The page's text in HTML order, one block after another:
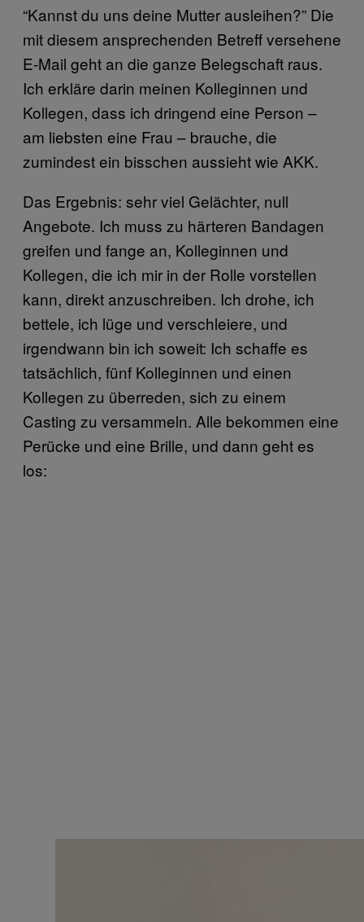
“Kannst du uns deine Mutter ausleihen?” Die
mit diesem ansprechenden Betreff versehene
E-Mail geht an die ganze Belegschaft raus.
Ich erkläre darin meinen Kolleginnen und
Kollegen, dass ich dringend eine Person –
am liebsten eine Frau – brauche, die
zumindest ein bisschen aussieht wie AKK.
Das Ergebnis: sehr viel Gelächter, null
Angebote. Ich muss zu härteren Bandagen
greifen und fange an, Kolleginnen und
Kollegen, die ich mir in der Rolle vorstellen
kann, direkt anzuschreiben. Ich drohe, ich
bettele, ich lüge und verschleiere, und
irgendwann bin ich soweit: Ich schaffe es
tatsächlich, fünf Kolleginnen und einen
Kollegen zu überreden, sich zu einem
Casting zu versammeln. Alle bekommen eine
Perücke und eine Brille, und dann geht es
los: